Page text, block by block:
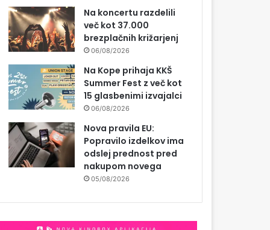
Na koncertu razdelili
več kot 37.000
brezplačnih križarjenj
06/08/2026
Na Kope prihaja KKŠ
Summer Fest z več kot
15 glasbenimi izvajalci
06/08/2026
Nova pravila EU:
Popravilo izdelkov ima
odslej prednost pred
nakupom novega
05/08/2026